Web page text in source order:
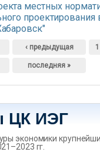
местных
‹ предыдущая 1
последняя »
ЦК ИЭГ
экономики
гг.